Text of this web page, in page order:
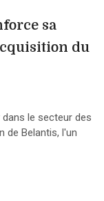
sa
du
le secteur des
de Belantis, l'un